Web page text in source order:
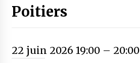
Poitiers
22 juin 2026 19:00– 20:00